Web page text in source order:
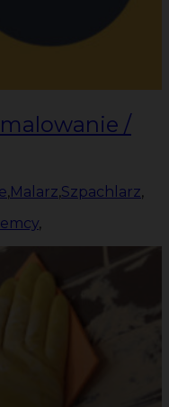
/
,Malarz,Szpachlarz,
,